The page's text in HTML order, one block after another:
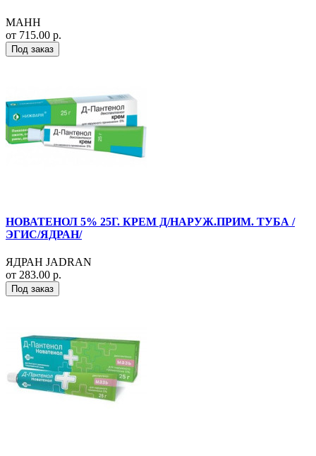
МАНН
от 715.00 р.
Под заказ
НОВАТЕНОЛ 5% 25Г. КРЕМ Д/НАРУЖ.ПРИМ. ТУБА /
ЭГИС/ЯДРАН/
ЯДРАН JADRAN
от 283.00 р.
Под заказ